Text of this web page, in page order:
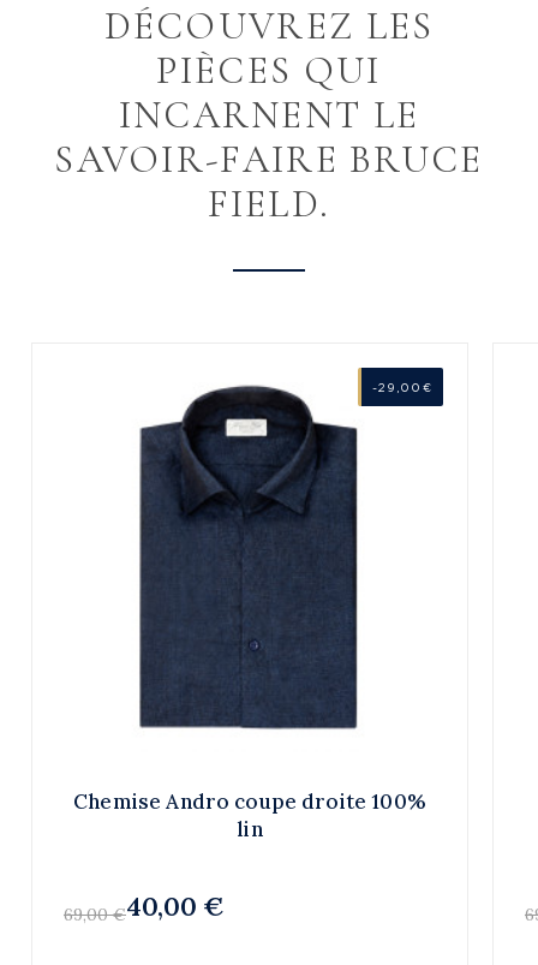
DÉCOUVREZ LES
PIÈCES QUI
INCARNENT LE
SAVOIR-FAIRE BRUCE
FIELD.
-29,00 €
Chemise Andro coupe droite 100%
lin
69,00 €40,00 €